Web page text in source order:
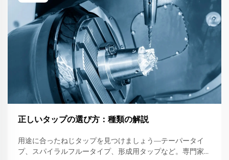
正しいタップの選び方：種類の解説
用途に合ったねじタップを見つけましょう—テーパータイ
プ、スパイラルフルータイプ、形成用タップなど。専門家の